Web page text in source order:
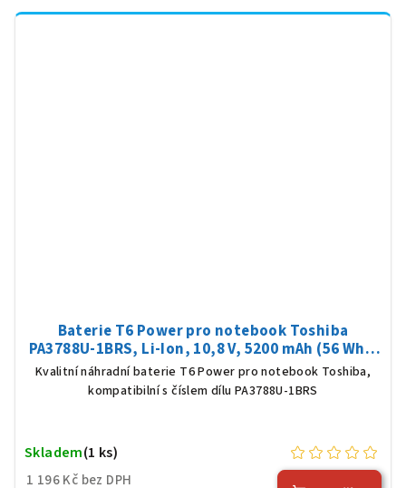
Baterie T6 Power pro notebook Toshiba
PA3788U-1BRS, Li-Ion, 10,8 V, 5200 mAh (56 Wh),
černá
Kvalitní náhradní baterie T6 Power pro notebook Toshiba,
kompatibilní s číslem dílu PA3788U-1BRS
1 196 Kč bez DPH
Skladem(1 ks)